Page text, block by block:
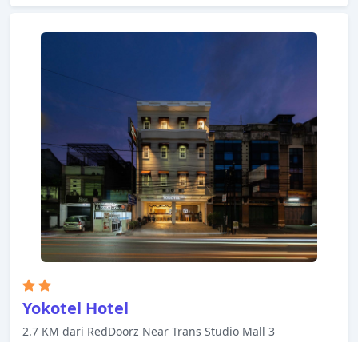
beberapa dari berbagai fasilitas yang ditawarkan.
Dirancang untuk memberikan kenyamanan,
Akses ke kolam renang luar ruangan, kolam
renang dalam ruangan, pijat di properti ini akan
meningkatkan kepuasan menginap Anda. Temukan
semua yang Bandung tawarkan dengan membuat
Mitra Bandung Hotel sebagai tempat persinggahan
Anda.
Yokotel Hotel
2.7 KM dari RedDoorz Near Trans Studio Mall 3